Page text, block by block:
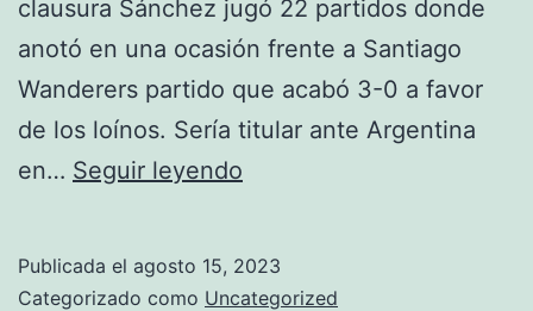
clausura Sánchez jugó 22 partidos donde
anotó en una ocasión frente a Santiago
Wanderers partido que acabó 3-0 a favor
de los loínos. Sería titular ante Argentina
en… Seguir leyendo
segunda
Publicada el agosto 15, 2023
Categorizado como Uncategorized